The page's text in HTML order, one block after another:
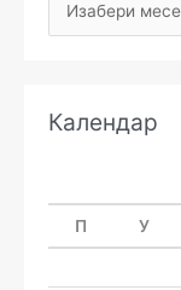
Календар
П У